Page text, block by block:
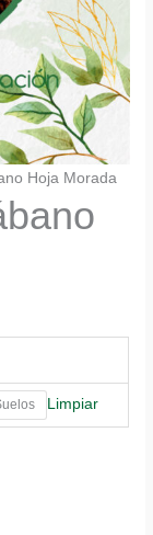
Hoja Morada
Limpiar